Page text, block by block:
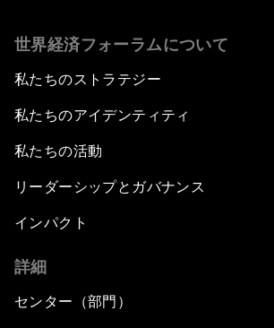
世界経済フォーラムについて
私たちのストラテジー
私たちのアイデンティティ
私たちの活動
リーダーシップとガバナンス
インパクト
詳細
センター（部門）